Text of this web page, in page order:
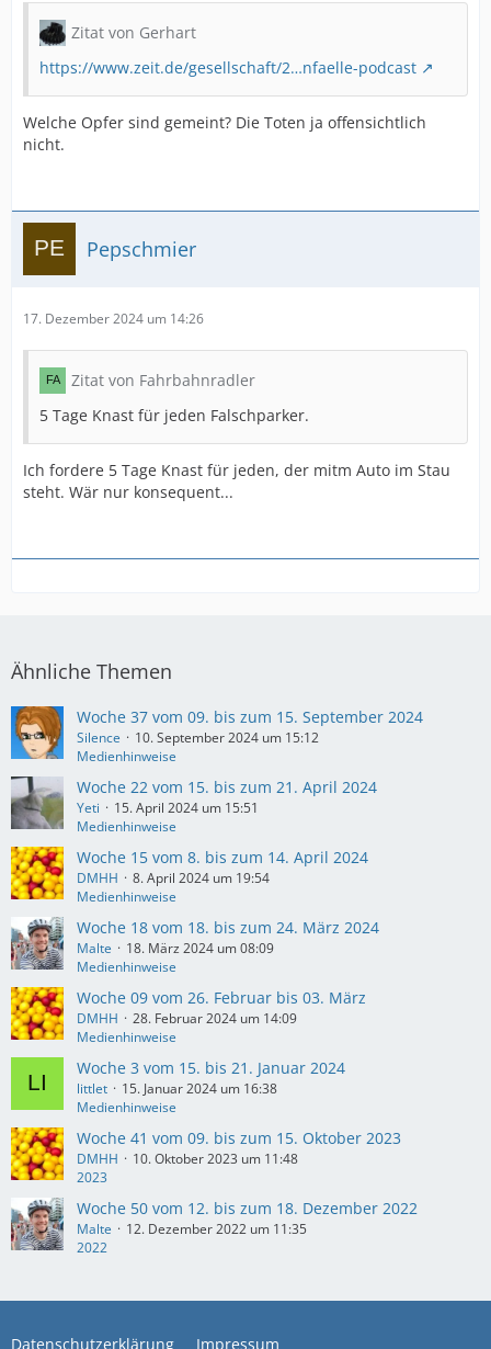
Zitat von Gerhart
https://www.zeit.de/gesellschaft/2…nfaelle-podcast
Welche Opfer sind gemeint? Die Toten ja offensichtlich
nicht.
Pepschmier
17. Dezember 2024 um 14:26
Zitat von Fahrbahnradler
5 Tage Knast für jeden Falschparker.
Ich fordere 5 Tage Knast für jeden, der mitm Auto im Stau
steht. Wär nur konsequent...
Ähnliche Themen
Woche 37 vom 09. bis zum 15. September 2024
Silence
10. September 2024 um 15:12
Medienhinweise
Woche 22 vom 15. bis zum 21. April 2024
Yeti
15. April 2024 um 15:51
Medienhinweise
Woche 15 vom 8. bis zum 14. April 2024
DMHH
8. April 2024 um 19:54
Medienhinweise
Woche 18 vom 18. bis zum 24. März 2024
Malte
18. März 2024 um 08:09
Medienhinweise
Woche 09 vom 26. Februar bis 03. März
DMHH
28. Februar 2024 um 14:09
Medienhinweise
Woche 3 vom 15. bis 21. Januar 2024
littlet
15. Januar 2024 um 16:38
Medienhinweise
Woche 41 vom 09. bis zum 15. Oktober 2023
DMHH
10. Oktober 2023 um 11:48
2023
Woche 50 vom 12. bis zum 18. Dezember 2022
Malte
12. Dezember 2022 um 11:35
2022
Datenschutzerklärung Impressum